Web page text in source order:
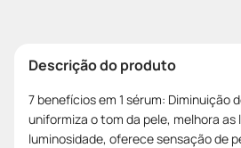
Descrição do produto
7 benefícios em 1 sérum: Diminuição
uniformiza o tom da pele, melhora
luminosidade, oferece sensação de